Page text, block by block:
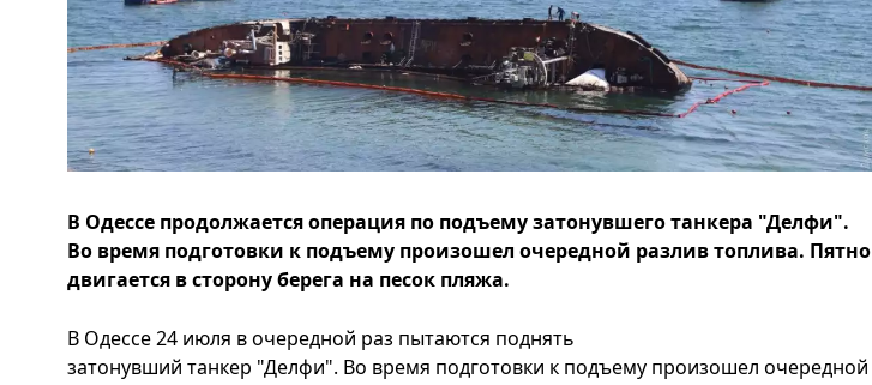
В Одессе продолжается операция по подъему затонувшего танкера "Делфи".
Во время подготовки к подъему произошел очередной разлив топлива. Пятно
двигается в сторону берега на песок пляжа.
В Одессе 24 июля в очередной раз пытаются поднять
затонувший танкер "Делфи". Во время подготовки к подъему произошел очередной